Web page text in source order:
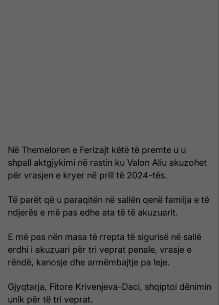
Në Themeloren e Ferizajt këtë të premte u u
shpall aktgjykimi në rastin ku Valon Aliu akuzohet
për vrasjen e kryer në prill të 2024-tës.
Të parët që u paraqitën në sallën qenë familja e të
ndjerës e më pas edhe ata të të akuzuarit.
E më pas nën masa të rrepta të sigurisë në sallë
erdhi i akuzuari për tri veprat penale, vrasje e
rëndë, kanosje dhe armëmbajtje pa leje.
Gjyqtarja, Fitore Krivenjeva-Daci, shqiptoi dënimin
unik për të tri veprat.